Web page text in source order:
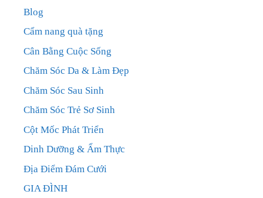
Blog
Cẩm nang quà tặng
Cân Bằng Cuộc Sống
Chăm Sóc Da & Làm Đẹp
Chăm Sóc Sau Sinh
Chăm Sóc Trẻ Sơ Sinh
Cột Mốc Phát Triển
Dinh Dưỡng & Ẩm Thực
Địa Điểm Đám Cưới
GIA ĐÌNH